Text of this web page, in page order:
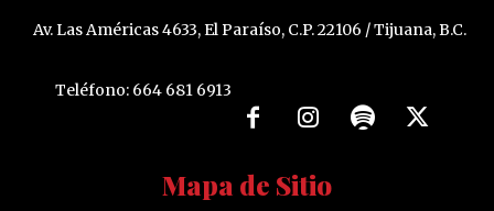
Av. Las Américas 4633, El Paraíso, C.P. 22106 / Tijuana, B.C.
Teléfono: 664 681 6913
Mapa de Sitio